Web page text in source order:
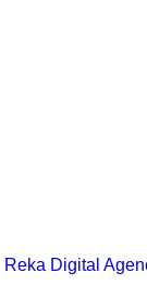
Reka Digital